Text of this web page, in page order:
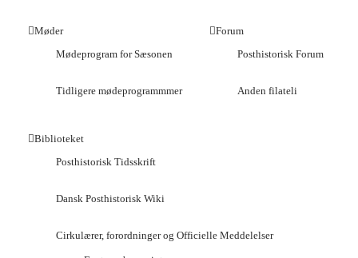
Møder
Mødeprogram for Sæsonen
Tidligere mødeprogrammmer
Forum
Posthistorisk Forum
Anden filateli
Biblioteket
Posthistorisk Tidsskrift
Dansk Posthistorisk Wiki
Cirkulærer, forordninger og Officielle Meddelelser